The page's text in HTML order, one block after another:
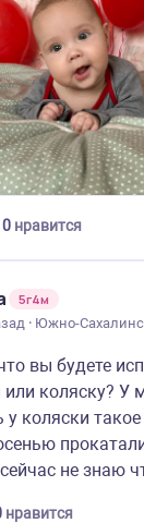
0 нравится
5г4м
· Южно-
вы будете
коляску? У
коляски такое
не знаю
нравится